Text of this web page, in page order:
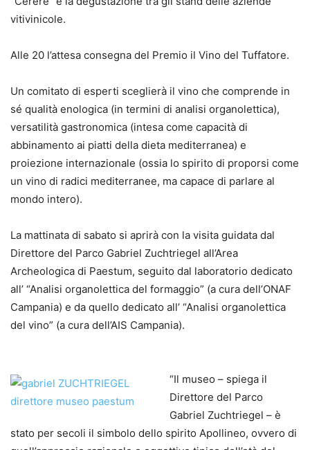
vitivinicole.
Alle 20 l’attesa consegna del Premio il Vino del Tuffatore.
Un comitato di esperti sceglierà il vino che comprende in
sé qualità enologica (in termini di analisi organolettica),
versatilità gastronomica (intesa come capacità di
abbinamento ai piatti della dieta mediterranea) e
proiezione internazionale (ossia lo spirito di proporsi come
un vino di radici mediterranee, ma capace di parlare al
mondo intero).
La mattinata di sabato si aprirà con la visita guidata dal
Direttore del Parco Gabriel Zuchtriegel all’Area
Archeologica di Paestum, seguito dal laboratorio dedicato
all’ “Analisi organolettica del formaggio” (a cura dell’ONAF
Campania) e da quello dedicato all’ “Analisi organolettica
del vino” (a cura dell’AIS Campania).
“Il museo – spiega il
Direttore del Parco
Gabriel Zuchtriegel – è
stato per secoli il simbolo dello spirito Apollineo, ovvero di